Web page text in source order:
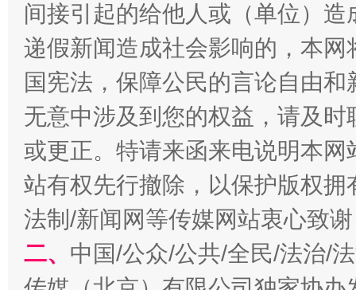
间接引起的给他人或（单位）
递假新闻造成社会影响的，本
国宪法，保障公民的言论自由
无意中涉及到您的权益，请及
或更正。特请来函来电说明本
站有权先行撤除，以保护版权
法制/新闻网等传媒网站衷心致
二、 中国/公众/公共/全民/法治/